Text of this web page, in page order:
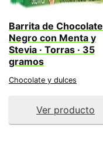
Barrita de Chocolate
Negro con Menta y
Stevia · Torras · 35
gramos
Chocolate y dulces
Ver producto